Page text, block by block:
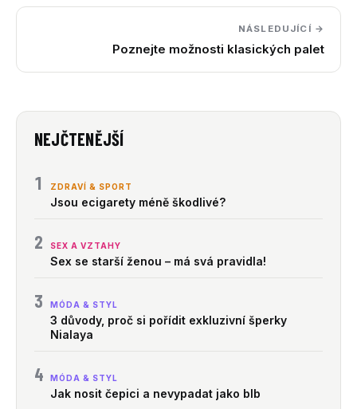
NÁSLEDUJÍCÍ →
Poznejte možnosti klasických palet
NEJČTENĚJŠÍ
1 ZDRAVÍ & SPORT
Jsou ecigarety méně škodlivé?
2 SEX A VZTAHY
Sex se starší ženou – má svá pravidla!
3 MÓDA & STYL
3 důvody, proč si pořídit exkluzivní šperky
Nialaya
4 MÓDA & STYL
Jak nosit čepici a nevypadat jako blb